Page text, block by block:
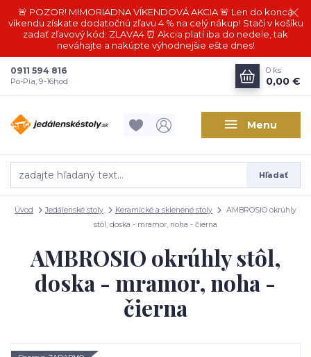
🚨 POZOR! MIMORIADNA VÍKENDOVÁ AKCIA 🚨 Len do konca
víkendu získate dodatočnú zľavu 4 % na celý nákup! Stačí v košíku
zadať zľavový kód: ZLAVA4 ⏰ Akcia platí iba do nedele, tak
neváhajte a nakúpte výhodnejšie ešte dnes!
Menu
Hľadať
0911 594 816
Po-Pia, 9-16hod
0 ks
0,00 €
Úvod Jedálenské stoly Keramické a sklenené stoly
AMBROSIO okrúhly
stôl, doska - mramor, noha - čierna
AMBROSIO okrúhly stôl,
doska - mramor, noha -
čierna